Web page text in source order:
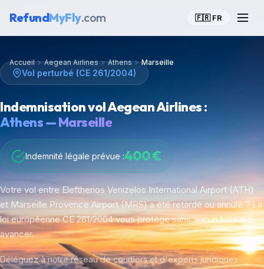
RefundMyFly.com 🇫🇷 FR
Accueil > Aegean Airlines > Athens > Marseille
Vol perturbé (CE 261/2004)
Indemnisation vol Aegean Airlines :
Athens — Marseille
Indemnité légale prévue :400 €
Votre vol entre Eleftherios Venizelos International Airport (ATH)
et Marseille Provence Airport (MRS) a été retardé ou annulé ? La
loi européenne CE 261/2004 vous protège sans aucun frais à
avancer.
Déléguez à notre réseau de courtiers et d'experts juridiques.